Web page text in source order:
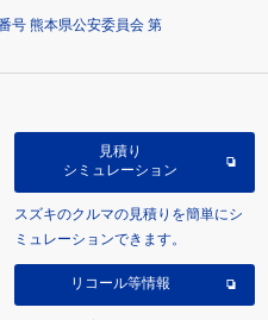
号 熊本県公安委員会 第
見積り
シミュレーション
スズキのクルマの見積りを簡単にシ
ミュレーションできます。
リコール等情報